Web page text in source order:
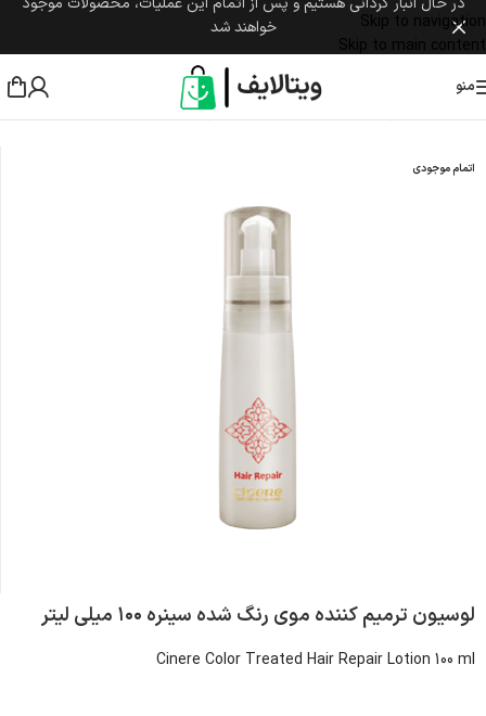
Skip to navigation
Skip to main content
خواهند شد
منو
شامپو
اتمام موجودی
لوسیون ترمیم کننده موی رنگ شده سینره ۱۰۰ میلی لیتر
Cinere Color Treated Hair Repair Lotion 100 ml